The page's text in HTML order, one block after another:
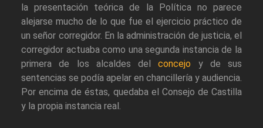
la presentación teórica de la Política no parece
alejarse mucho de lo que fue el ejercicio práctico de
un señor corregidor. En la administración de justicia, el
corregidor actuaba como una segunda instancia de la
primera de los alcaldes delconcejo y de sus
sentencias se podía apelar en chancillería y audiencia.
Por encima de éstas, quedaba el Consejo de Castilla
y la propia instancia real.